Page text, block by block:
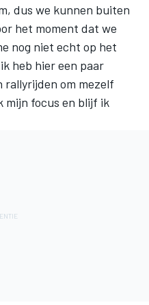
dus we kunnen buiten
het moment dat we
nog niet echt op het
heb hier een paar
rallyrijden om mezelf
mijn focus en blijf ik